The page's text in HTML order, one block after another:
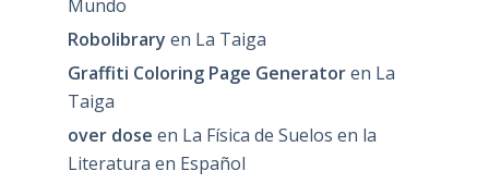
Mundo
Robolibrary en La Taiga
Graffiti Coloring Page Generatoren La
Taiga
over dose en La Física de Suelos en la
Literatura en Español